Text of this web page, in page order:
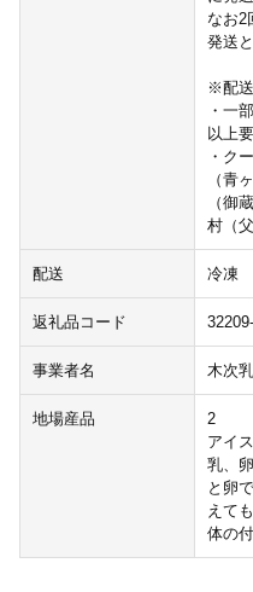
なお2
発送
※配
・一
以上
・ク
（青
（御
村（
配送 冷凍
返礼品コード
事業者名 木次
地場産品
2
アイ
乳、
と卵
えて
体の